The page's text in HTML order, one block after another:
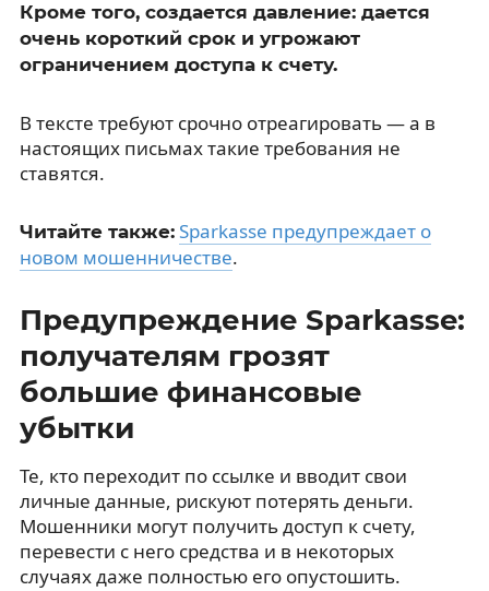
Кроме того, создается давление: дается
очень короткий срок и угрожают
ограничением доступа к счету.
В тексте требуют срочно отреагировать — а в
настоящих письмах такие требования не
ставятся.
Читайте также: Sparkasse предупреждает о
новом мошенничестве.
Предупреждение Sparkasse:
получателям грозят
большие финансовые
убытки
Те, кто переходит по ссылке и вводит свои
личные данные, рискуют потерять деньги.
Мошенники могут получить доступ к счету,
перевести с него средства и в некоторых
случаях даже полностью его опустошить.